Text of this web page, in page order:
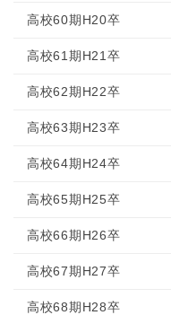
高校60期H20卒
高校61期H21卒
高校62期H22卒
高校63期H23卒
高校64期H24卒
高校65期H25卒
高校66期H26卒
高校67期H27卒
高校68期H28卒